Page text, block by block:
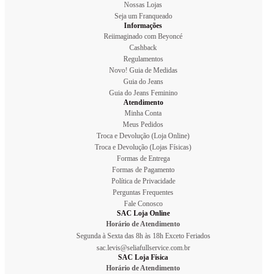
Nossas Lojas
Seja um Franqueado
Informações
Reiimaginado com Beyoncé
Cashback
Regulamentos
Novo! Guia de Medidas
Guia do Jeans
Guia do Jeans Feminino
Atendimento
Minha Conta
Meus Pedidos
Troca e Devolução (Loja Online)
Troca e Devolução (Lojas Físicas)
Formas de Entrega
Formas de Pagamento
Política de Privacidade
Perguntas Frequentes
Fale Conosco
SAC Loja Online
Horário de Atendimento
Segunda à Sexta das 8h às 18h Exceto Feriados
sac.levis@seliafullservice.com.br
SAC Loja Física
Horário de Atendimento